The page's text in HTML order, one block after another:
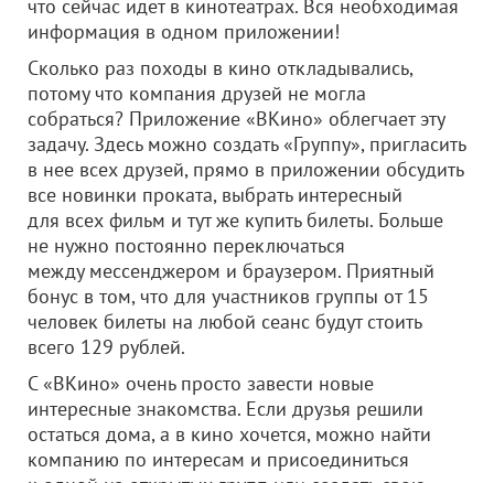
что сейчас идет в кинотеатрах. Вся необходимая
информация в одном приложении!
Сколько раз походы в кино откладывались,
потому что компания друзей не могла
собраться? Приложение «ВКино» облегчает эту
задачу. Здесь можно создать «Группу», пригласить
в нее всех друзей, прямо в приложении обсудить
все новинки проката, выбрать интересный
для всех фильм и тут же купить билеты. Больше
не нужно постоянно переключаться
между мессенджером и браузером. Приятный
бонус в том, что для участников группы от 15
человек билеты на любой сеанс будут стоить
всего 129 рублей.
С «ВКино» очень просто завести новые
интересные знакомства. Если друзья решили
остаться дома, а в кино хочется, можно найти
компанию по интересам и присоединиться